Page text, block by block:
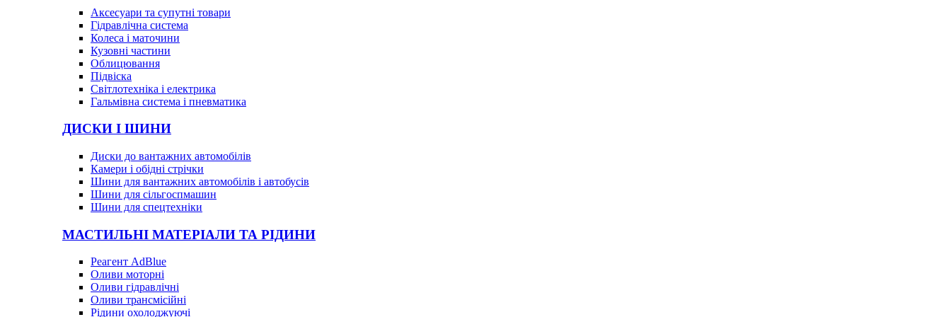
Аксесуари та супутні товари
Гідравлічна система
Колеса і маточини
Кузовні частини
Облицювання
Підвіска
Світлотехніка і електрика
Гальмівна система і пневматика
ДИСКИ І ШИНИ
Диски до вантажних автомобілів
Камери і обідні стрічки
Шини для вантажних автомобілів і автобусів
Шини для сільгоспмашин
Шини для спецтехніки
МАСТИЛЬНІ МАТЕРІАЛИ ТА РІДИНИ
Реагент AdBlue
Оливи моторні
Оливи гідравлічні
Оливи трансмісійні
Рідини охолоджуючі